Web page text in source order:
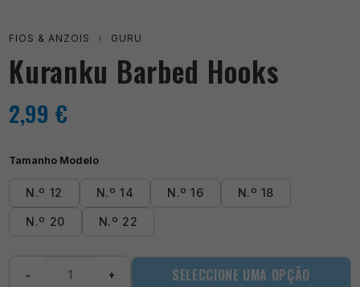
FIOS & ANZOIS › GURU
Kuranku Barbed Hooks
2,99 €
Tamanho Modelo
N.º 12 N.º 14 N.º 16 N.º 18
N.º 20 N.º 22
− + SELECCIONE UMA OPÇÃO